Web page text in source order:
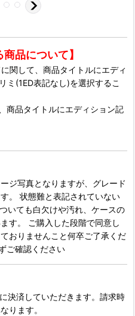
品について】
関して、商品タイトルにエディ
ミ(1ED表記なし)を選択するこ
商品タイトルにエディション記
ジ写真となりますが、グレード
。 状態難と表記されていない
いても白欠けや汚れ、ケースの
す。 ご購入した段階で同意し
おりませんこと何卒ご了承くだ
ご確認ください
決済していただきます。請求時
ります。